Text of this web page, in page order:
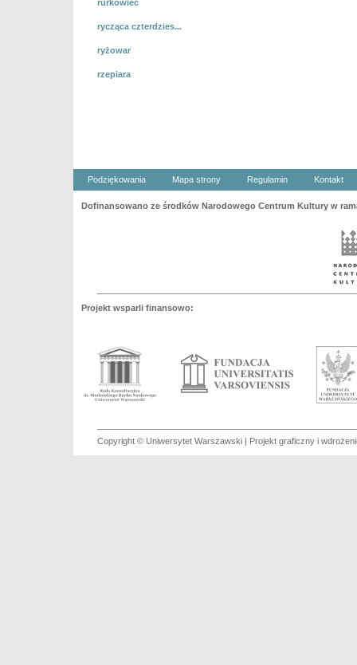
rurkowiec
rycząca czterdzies...
ryżowar
rzepiara
Podziękowania Mapa strony Regulamin Kontakt
Dofinansowano ze środków Narodowego Centrum Kultury w
Projekt wsparli finansowo:
Copyright © Uniwersytet Warszawski | Projekt graficzny i